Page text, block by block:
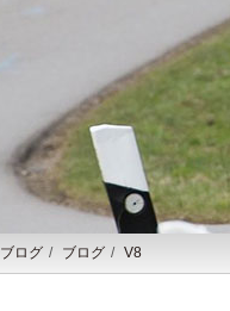
ブログ ブログ V8